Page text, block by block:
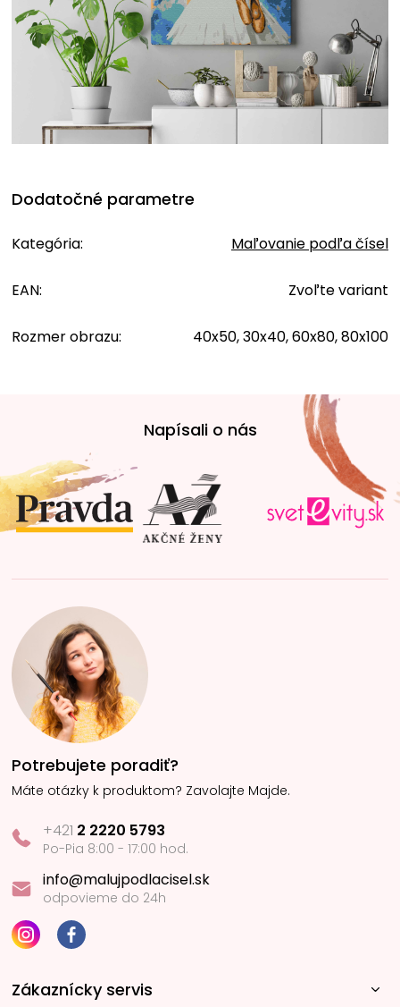
Dodatočné parametre
Kategória: Maľovanie podľa čísel
EAN: Zvoľte variant
Rozmer obrazu: 40x50, 30x40, 60x80, 80x100
t
i
e
Napísali o nás
Potrebujete poradiť?
Máte otázky k produktom? Zavolajte Majde.
+421 2 2220 5793
Po-Pia 8:00 - 17:00 hod.
info@malujpodlacisel.sk
odpovieme do 24h
Zákaznícky servis